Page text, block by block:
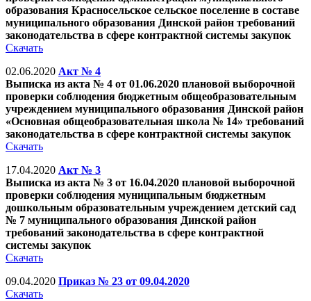
образования Красносельское сельское поселение в составе
муниципального образования Динской район требований
законодательства в сфере контрактной системы закупок
Скачать
02.06.2020 Акт № 4
Выписка из акта № 4 от 01.06.2020 плановой выборочной
проверки соблюдения бюджетным общеобразовательным
учреждением муниципального образования Динской район
«Основная общеобразовательная школа № 14» требований
законодательства в сфере контрактной системы закупок
Скачать
17.04.2020 Акт № 3
Выписка из акта № 3 от 16.04.2020 плановой выборочной
проверки соблюдения муниципальным бюджетным
дошкольным образовательным учреждением детский сад
№ 7 муниципального образования Динской район
требований законодательства в сфере контрактной
системы закупок
Скачать
09.04.2020 Приказ № 23 от 09.04.2020
Скачать